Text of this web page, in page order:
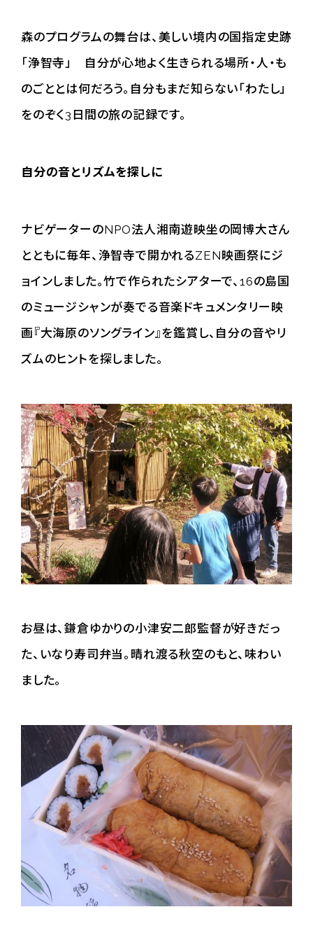
森のプログラムの舞台は、美しい境内の国指定史跡
「浄智寺」 自分が心地よく生きられる場所・人・も
のごととは何だろう。自分もまだ知らない「わたし」
をのぞく3日間の旅の記録です。
自分の音とリズムを探しに
ナビゲーターのNPO法人湘南遊映坐の岡博大さん
とともに毎年、浄智寺で開かれるZEN映画祭にジ
ョインしました。竹で作られたシアターで、16の島国
のミュージシャンが奏でる音楽ドキュメンタリー映
画『大海原のソングライン』を鑑賞し、自分の音やリ
ズムのヒントを探しました。
お昼は、鎌倉ゆかりの小津安二郎監督が好きだっ
た、いなり寿司弁当。晴れ渡る秋空のもと、味わい
ました。